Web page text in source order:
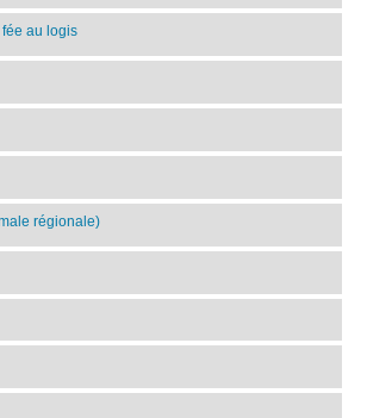
fée au logis
régionale)